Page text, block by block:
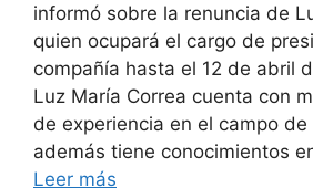
informó sobre la renuncia de
quien ocupará el cargo de
compañía hasta el 12 de abril
Luz María Correa cuenta con
de experiencia en el campo
además tiene conocimientos
Leer más